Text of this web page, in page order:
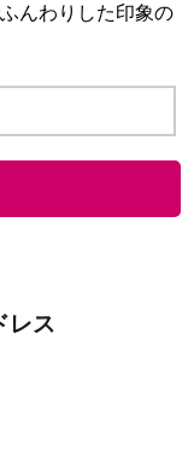
んわりした印象の
レス